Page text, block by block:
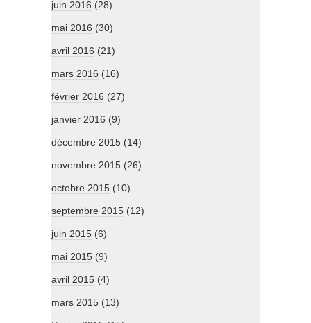
juin 2016 (28)
mai 2016 (30)
avril 2016 (21)
mars 2016 (16)
février 2016 (27)
janvier 2016 (9)
décembre 2015 (14)
novembre 2015 (26)
octobre 2015 (10)
septembre 2015 (12)
juin 2015 (6)
mai 2015 (9)
avril 2015 (4)
mars 2015 (13)